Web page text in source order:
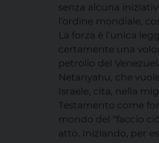
senza alcuna
l’ordine mondiale,
La forza è l’unica
certamente una
petrolio del
Netanyahu, che
Israele, cita, nella
Testamento come
mondo del “faccio
atto. Iniziando, per